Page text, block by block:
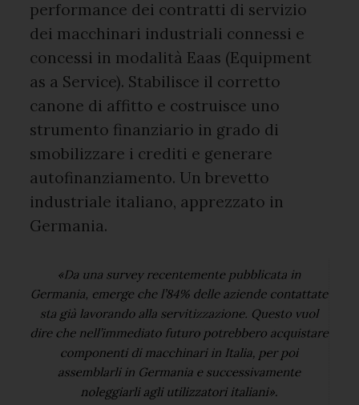
performance dei contratti di servizio
dei macchinari industriali connessi e
concessi in modalità Eaas (Equipment
as a Service). Stabilisce il corretto
canone di affitto e costruisce uno
strumento finanziario in grado di
smobilizzare i crediti e generare
autofinanziamento. Un brevetto
industriale italiano, apprezzato in
Germania.